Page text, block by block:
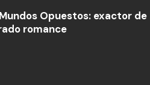
Opuestos: exactor de
romance